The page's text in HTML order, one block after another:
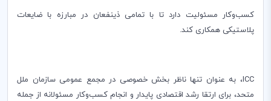
کسب‌وکار مسئولیت دارد تا با تمامی ذینفعان در مبارزه با ضایعات
پلاستیکی همکاری کند.
ICC، به عنوان تنها ناظر بخش خصوصی در مجمع عمومی سازمان ملل
متحد، برای ارتقا رشد اقتصادی پایدار و انجام کسب‌و‌کار مسئولانه از جمله